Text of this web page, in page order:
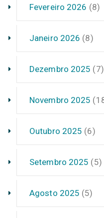
Fevereiro 2026 (8)
Janeiro 2026 (8)
Dezembro 2025 (7)
Novembro 2025
Outubro 2025 (6)
Setembro 2025 (5)
Agosto 2025 (5)